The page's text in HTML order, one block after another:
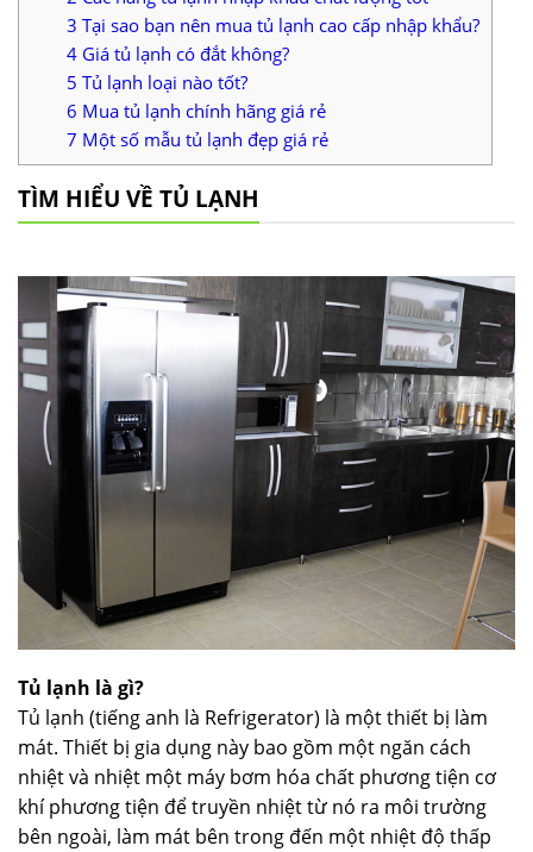
3 Tại sao bạn nên mua tủ lạnh cao cấp nhập khẩu?
4 Giá tủ lạnh có đắt không?
5 Tủ lạnh loại nào tốt?
6 Mua tủ lạnh chính hãng giá rẻ
7 Một số mẫu tủ lạnh đẹp giá rẻ
TÌM HIỂU VỀ TỦ LẠNH
Tủ lạnh là gì?
Tủ lạnh (tiếng anh là Refrigerator) là một thiết bị làm
mát. Thiết bị gia dụng này bao gồm một ngăn cách
nhiệt và nhiệt một máy bơm hóa chất phương tiện cơ
khí phương tiện để truyền nhiệt từ nó ra môi trường
bên ngoài, làm mát bên trong đến một nhiệt độ thấp